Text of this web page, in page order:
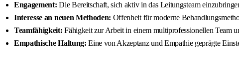
Engagement: Die Bereitschaft, sich aktiv in das Leitungsteam
Interesse an neuen Methoden: Offenheit für moderne
Teamfähigkeit: Fähigkeit zur Arbeit in einem multiprofessionellen Team
Empathische Haltung: Eine von Akzeptanz und Empathie geprägte